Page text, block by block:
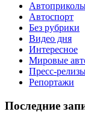
Автоспорт
Без рубрики
Видео дня
Интересное
Мировые
Пресс-
Репортажи
Последние